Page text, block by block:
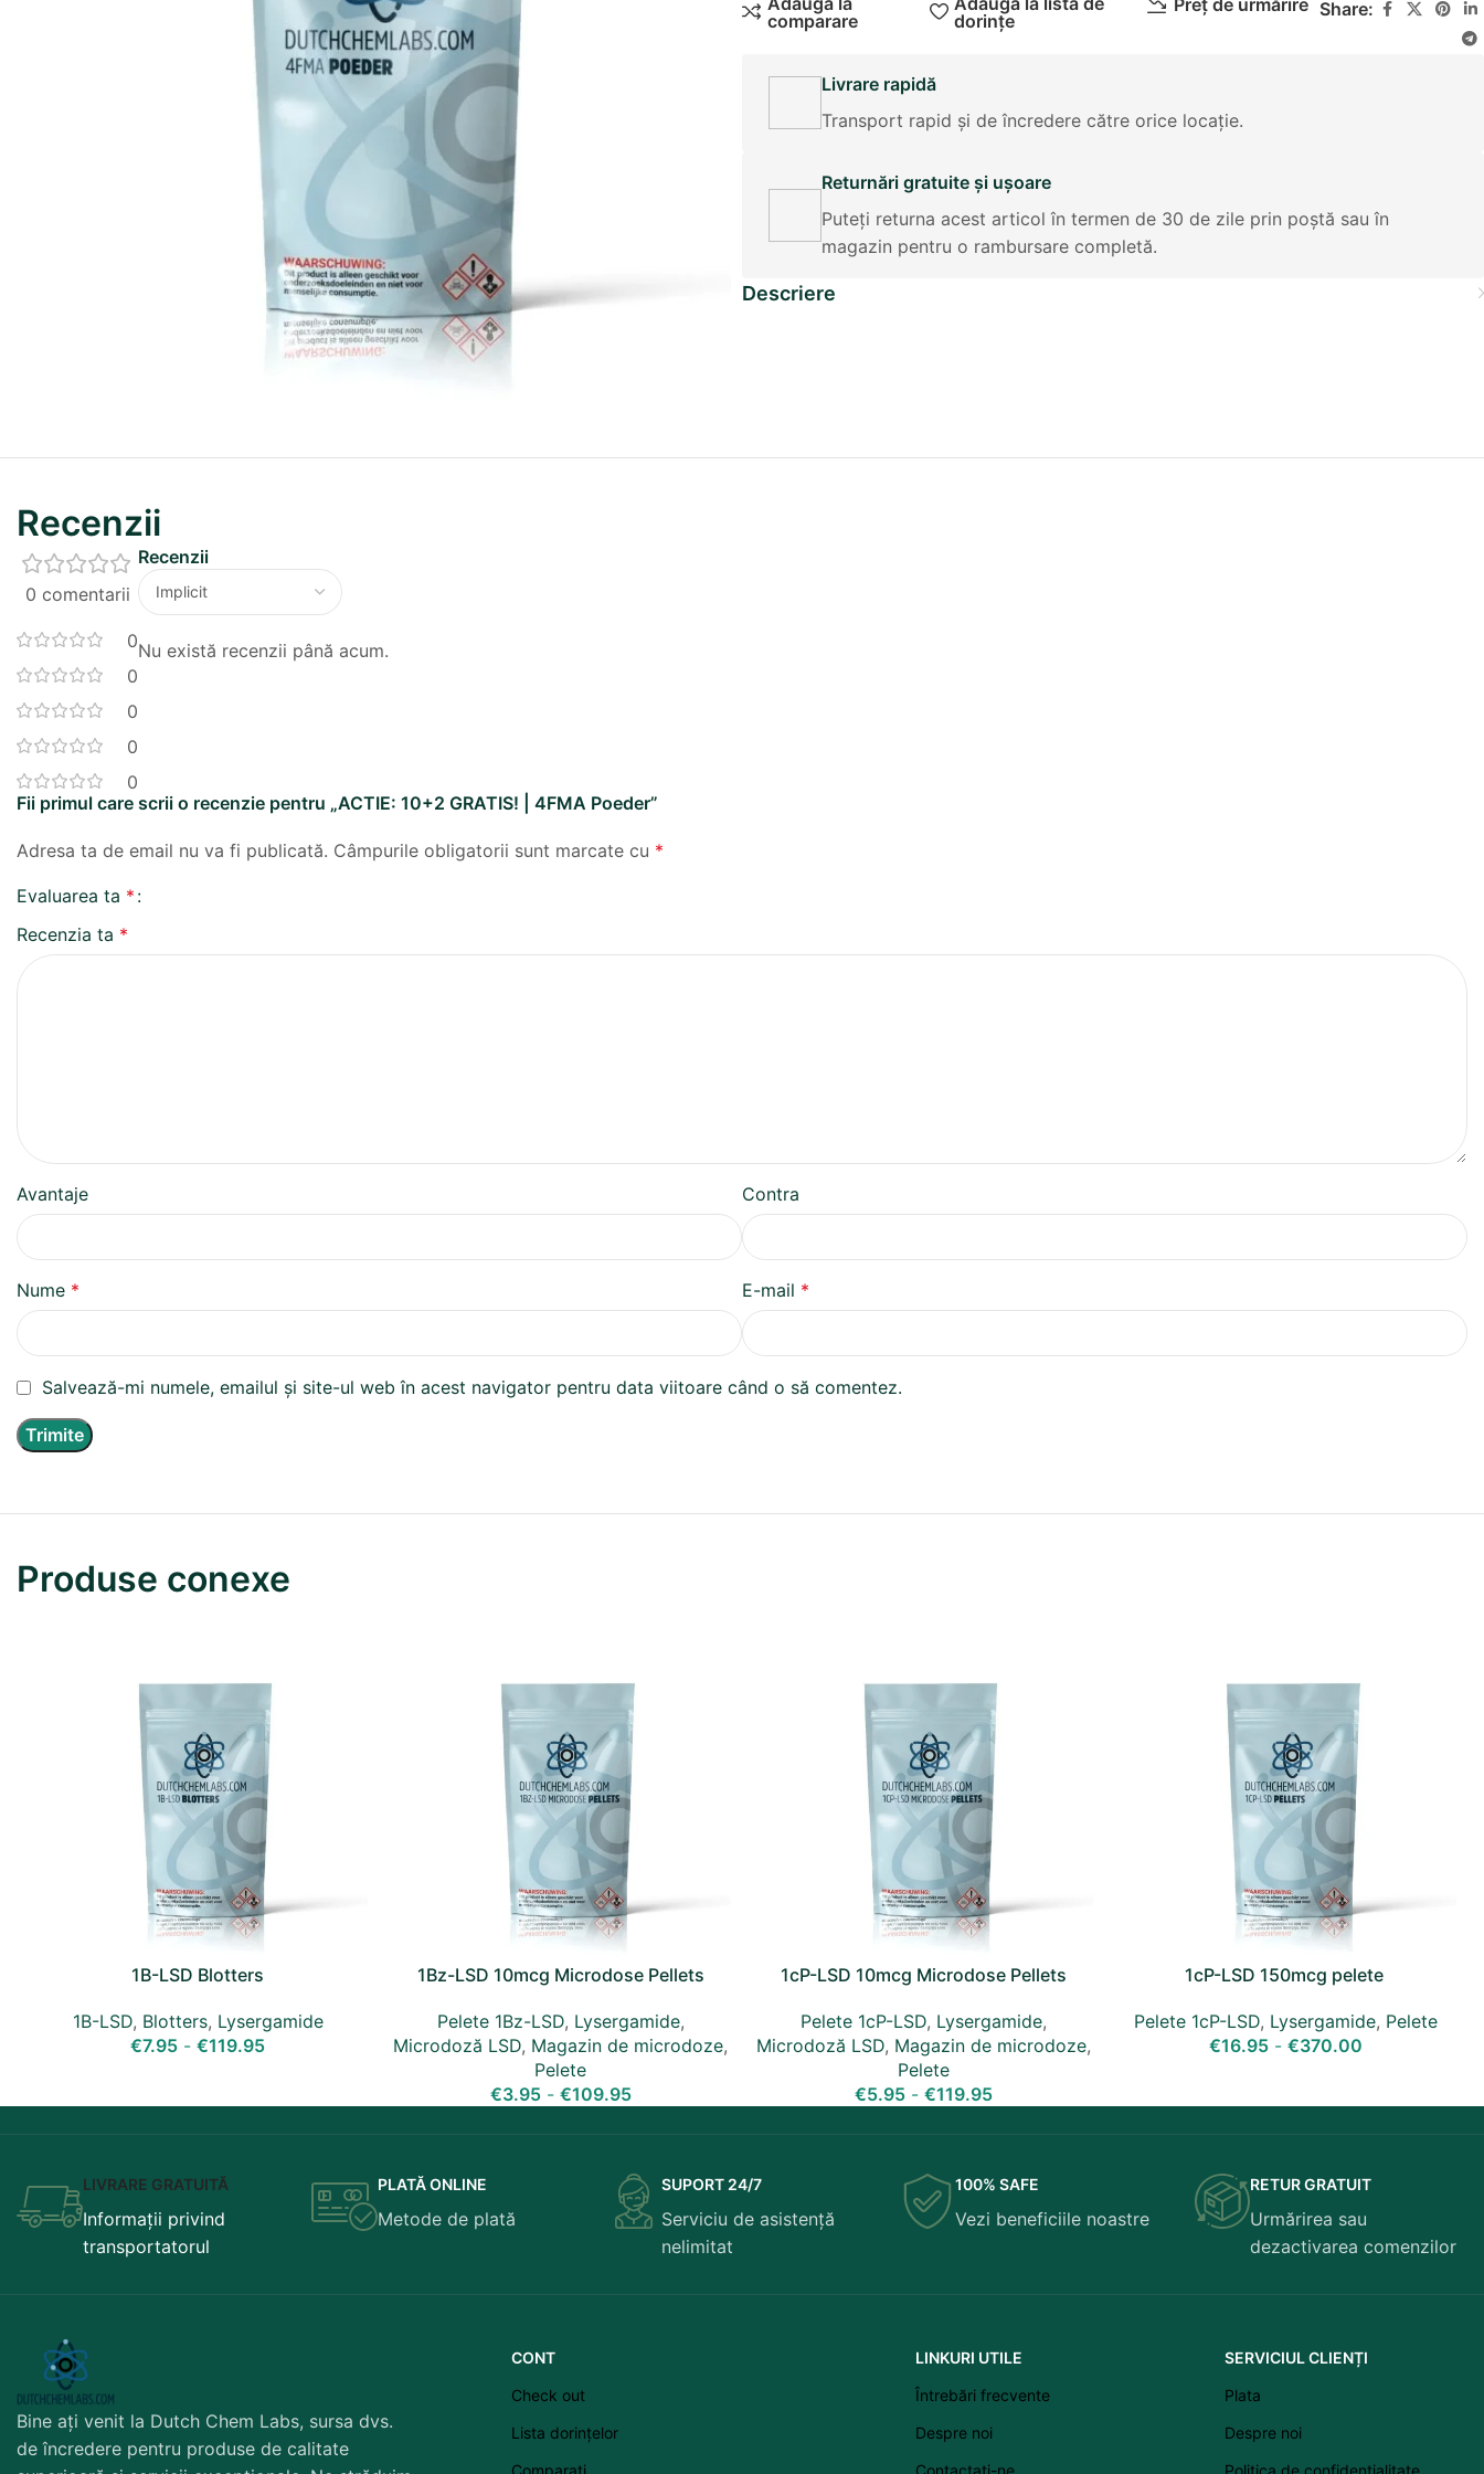
Suomi
Српски језик
comparare
dorințe
Preț de urmărire Share:
Livrare rapidă
Transport rapid și de încredere către orice locație.
Returnări gratuite și ușoare
Puteți returna acest articol în termen de 30 de zile prin poștă sau în
magazin pentru o rambursare completă.
Descriere
Recenzii
0 comentarii
0
0
0
0
0
Recenzii
Nu există recenzii până acum.
Fii primul care scrii o recenzie pentru „ACTIE: 10+2 GRATIS! | 4FMA Poeder”
Adresa ta de email nu va fi publicată. Câmpurile obligatorii sunt marcate cu *
Evaluarea ta *
Recenzia ta *
Avantaje Contra
Nume * E-mail *
Salvează-mi numele, emailul și site-ul web în acest navigator pentru data viitoare când o să comentez.
Produse conexe
1B-LSD Blotters
1B-LSD, Blotters, Lysergamide
€7.95 - €119.95
1Bz-LSD 10mcg Microdose Pellets
Pelete 1Bz-LSD, Lysergamide,
Microdoză LSD, Magazin de microdoze,
Pelete
€3.95 - €109.95
1cP-LSD 10mcg Microdose Pellets
Pelete 1cP-LSD, Lysergamide,
Microdoză LSD, Magazin de microdoze,
Pelete
€5.95 - €119.95
1cP-LSD 150mcg pelete
Pelete 1cP-LSD, Lysergamide, Pelete
€16.95 - €370.00
LIVRARE GRATUITĂ
Informații privind
transportatorul
PLATĂ ONLINE
Metode de plată
SUPORT 24/7
Serviciu de asistență
nelimitat
100% SAFE
Vezi beneficiile noastre
RETUR GRATUIT
Urmărirea sau
dezactivarea comenzilor
Bine ați venit la Dutch Chem Labs, sursa dvs.
de încredere pentru produse de calitate
CONT
Check out
Lista dorințelor
LINKURI UTILE
Întrebări frecvente
Despre noi
SERVICIUL CLIENȚI
Plata
Despre noi
Latviešu valoda